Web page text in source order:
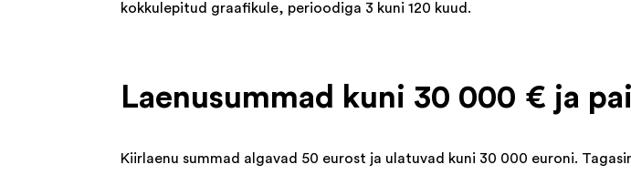
kokkulepitud graafikule, perioodiga 3 kuni 120 kuud.
Laenusummad kuni 30 000 € ja
Kiirlaenu summad algavad 50 eurost ja ulatuvad kuni 30 000 euroni.